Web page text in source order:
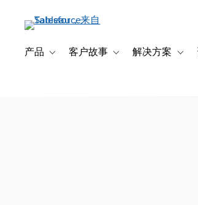
产品 Toggle sub-navigation for 产品
客户故事 Toggle sub-navigation
解决方案